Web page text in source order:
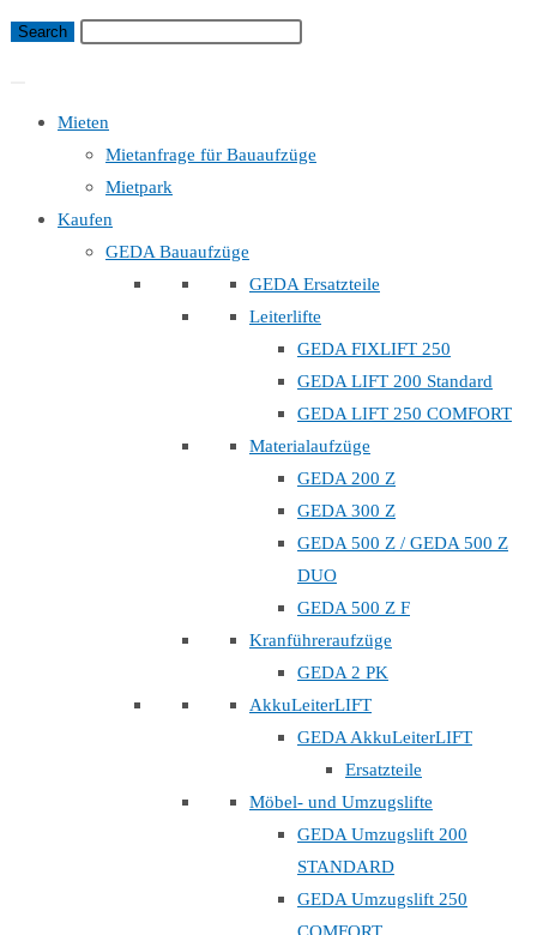
Mieten
Mietanfrage für Bauaufzüge
Mietpark
Kaufen
GEDA Bauaufzüge
GEDA Ersatzteile
Leiterlifte
GEDA FIXLIFT 250
GEDA LIFT 200 Standard
GEDA LIFT 250 COMFORT
Materialaufzüge
GEDA 200 Z
GEDA 300 Z
GEDA 500 Z / GEDA 500 Z
DUO
GEDA 500 Z F
Kranführeraufzüge
GEDA 2 PK
AkkuLeiterLIFT
GEDA AkkuLeiterLIFT
Ersatzteile
Möbel- und Umzugslifte
GEDA Umzugslift 200
STANDARD
GEDA Umzugslift 250